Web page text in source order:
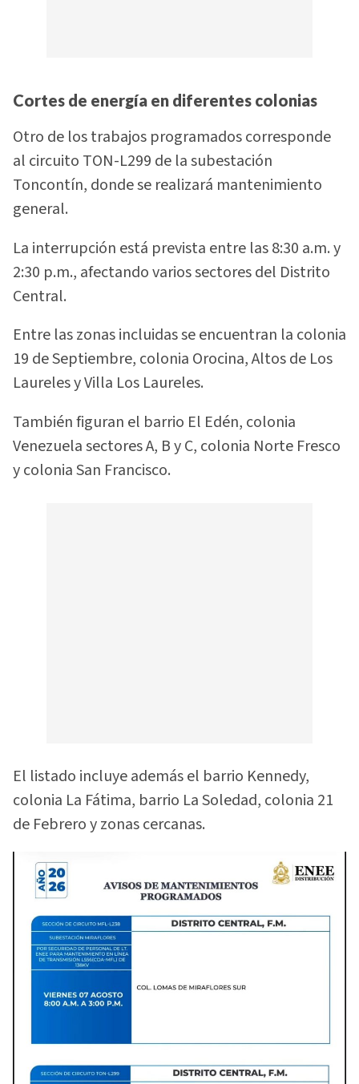
Cortes de energía en diferentes colonias
Otro de los trabajos programados corresponde
al circuito TON-L299 de la subestación
Toncontín, donde se realizará mantenimiento
general.
La interrupción está prevista entre las 8:30 a.m. y
2:30 p.m., afectando varios sectores del Distrito
Central.
Entre las zonas incluidas se encuentran la colonia
19 de Septiembre, colonia Orocina, Altos de Los
Laureles y Villa Los Laureles.
También figuran el barrio El Edén, colonia
Venezuela sectores A, B y C, colonia Norte Fresco
y colonia San Francisco.
El listado incluye además el barrio Kennedy,
colonia La Fátima, barrio La Soledad, colonia 21
de Febrero y zonas cercanas.